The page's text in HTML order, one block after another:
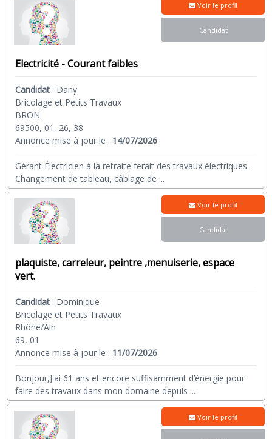
Electricité - Courant faibles
Candidat : Dany
Bricolage et Petits Travaux
BRON
69500, 01, 26, 38
Annonce mise à jour le : 14/07/2026
Gérant Électricien à la retraite ferait des travaux électriques.
Changement de tableau, câblage de ...
Voir le profil
Candidat
plaquiste, carreleur, peintre ,menuiserie, espace
vert.
Candidat : Dominique
Bricolage et Petits Travaux
Rhône/Ain
69, 01
Annonce mise à jour le : 11/07/2026
Bonjour,J'ai 61 ans et encore suffisamment d’énergie pour
faire des travaux dans mon domaine depuis ...
Voir le profil
Candidat
Voir le profil